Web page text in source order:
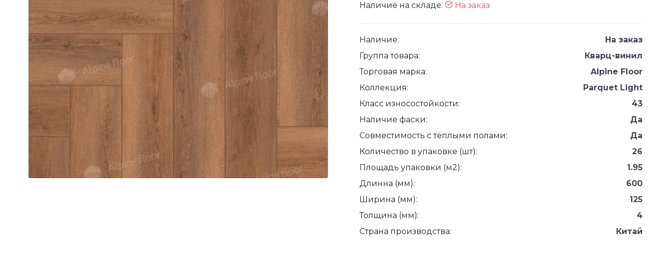
Наличие на складе: На заказ
Наличие:
На заказ
Группа товара:
Кварц-винил
Торговая марка:
Alpine Floor
Коллекция:
Parquet Light
Класс износостойкости:
43
Наличие фаски:
Да
Совместимость с тёплыми полами:
Да
Количество в упаковке (шт):
26
Площадь упаковки (м2):
1.95
Длинна (мм):
600
Ширина (мм):
125
Толщина (мм):
4
Страна производства:
Китай